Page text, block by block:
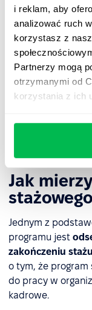
i reklam, aby
analizować ruch
korzystasz z
Partnerzy mogą
otrzymanymi od
korzystania z ich
Stażyści
swojej pracy, a
wspólnym
dalszych
Aby
uczestników i
Jak
stażowego
Jednym z
programu jest
zakończeniu stażu
o tym, że
do pracy w
kadrowe.